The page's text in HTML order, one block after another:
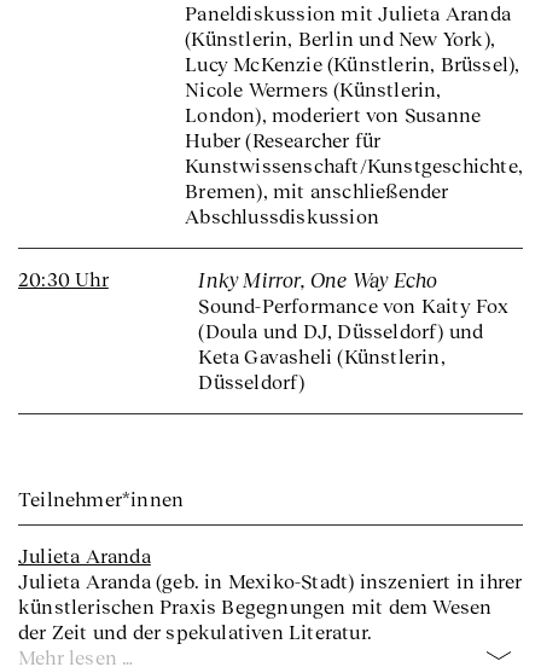
Paneldiskussion mit Julieta Aranda
(Künstlerin, Berlin und New York),
Lucy McKenzie (Künstlerin, Brüssel),
Nicole Wermers (Künstlerin,
London), moderiert von Susanne
Huber (Researcher für
Kunstwissenschaft/Kunstgeschichte,
Bremen), mit anschließender
Abschlussdiskussion
20:30 Uhr Inky Mirror, One Way Echo
Sound-Performance von Kaity Fox
(Doula und DJ, Düsseldorf) und
Keta Gavasheli (Künstlerin,
Düsseldorf)
Teilnehmer*innen
Julieta Aranda
Julieta Aranda (geb. in Mexiko-Stadt) inszeniert in ihrer
künstlerischen Praxis Begegnungen mit dem Wesen
der Zeit und der spekulativen Literatur.
Mehr lesen …